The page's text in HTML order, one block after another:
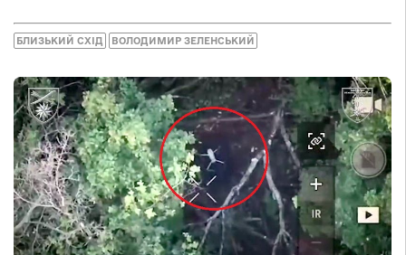
БЛИЗЬКИЙ СХІД ВОЛОДИМИР ЗЕЛЕНСЬКИЙ